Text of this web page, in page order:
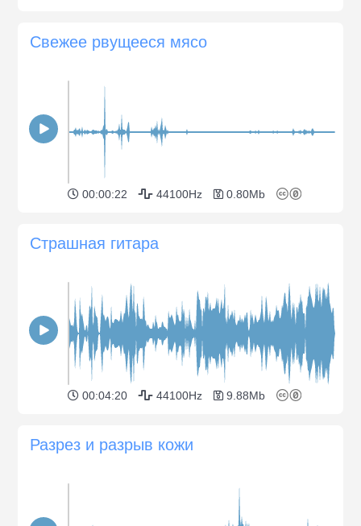
Свежее рвущееся мясо
00:00:22 44100Hz 0.80Mb
Страшная гитара
00:04:20 44100Hz 9.88Mb
Разрез и разрыв кожи